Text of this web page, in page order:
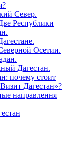
Север.
Республики
Осетии.
Дагестан.
почему стоит
Дагестан»?
направлення